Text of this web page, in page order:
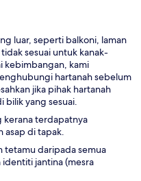
luar, seperti balkoni, laman
sesuai untuk kanak-
kebimbangan, kami
hartanah sebelum
jika pihak hartanah
bilik yang sesuai.
kerana terdapatnya
asap di tapak.
tetamu daripada semua
jantina (mesra